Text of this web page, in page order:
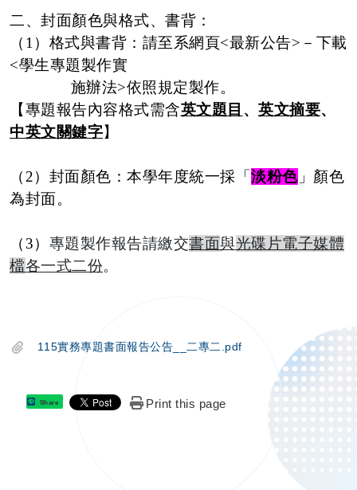
二、封面顏色與格式、書背：
（ 1 ）格式與書背：請至系網頁<最新公告> －下載
<學生專題製作實
施辦法>依照規定製作。
【專題報告內容格式需含英文題目 、 英文摘要、
中英文關鍵字】
（ 2）封面顏色：本學年度統一採「淡粉色」顏色
為封面。
（ 3） 專題製作報告請繳交書面與光碟片電子媒體
檔各一式二份。
115實務專題書面報告公告__二專二.pdf
Share Print this page